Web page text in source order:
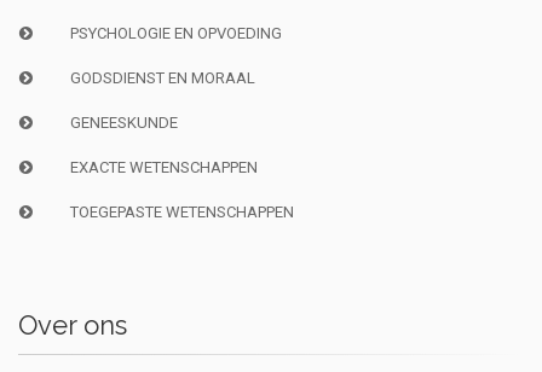
PSYCHOLOGIE EN OPVOEDING
GODSDIENST EN MORAAL
GENEESKUNDE
EXACTE WETENSCHAPPEN
TOEGEPASTE WETENSCHAPPEN
Over ons